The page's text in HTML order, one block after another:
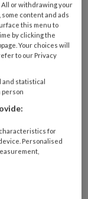
All or withdrawing your
content and ads
this menu to
by clicking the
Your choices will
to our Privacy
and statistical
person
for
Personalised